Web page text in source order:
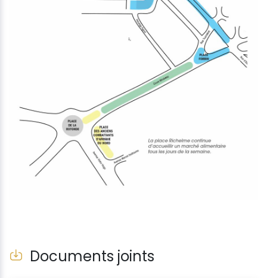
Documents joints